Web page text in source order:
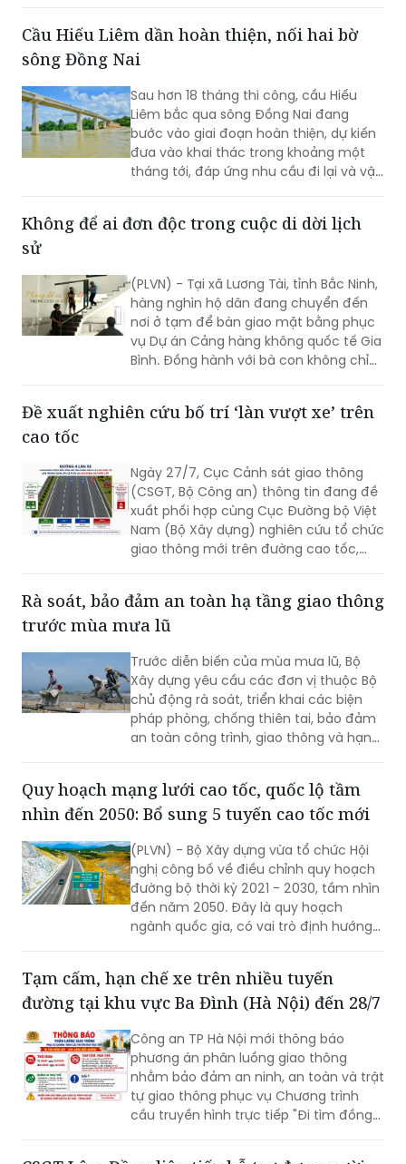
Sau hơn 18 tháng thi công, cầu Hiếu
Liêm bắc qua sông Đồng Nai đang
bước vào giai đoạn hoàn thiện, dự kiến
đưa vào khai thác trong khoảng một
tháng tới, đáp ứng nhu cầu đi lại và vận
chuyển thiết bị phục vụ Nhà máy Thủy
điện Trị An.
Không để ai đơn độc trong cuộc di dời lịch
(PLVN) - Tại xã Lương Tài, tỉnh Bắc Ninh,
nơi ở tạm để bàn giao mặt bằng phục
vụ Dự án Cảng hàng không quốc tế Gia
Bình. Đồng hành với bà con không chỉ
có chính quyền địa phương mà còn có
rất nhiều cá nhân, doanh nghiệp và
những tấm lòng thiện nguyện. Chính sự
cuộc di dời quy mô lớn diễn ra trong
không khí đồng thuận và nghĩa tình.
Đề xuất nghiên cứu bố trí ‘làn vượt xe’ trên
Ngày 27/7, Cục Cảnh sát giao thông
xuất phối hợp cùng Cục Đường bộ Việt
Nam (Bộ Xây dựng) nghiên cứu tổ chức
giao thông mới trên đường cao tốc,
theo phương án bố trí làn đường sát dải
phân cách giữa thành “làn vượt xe”.
Rà soát, bảo đảm an toàn hạ tầng giao thông
Trước diễn biến của mùa mưa lũ, Bộ
Xây dựng yêu cầu các đơn vị thuộc Bộ
chủ động rà soát, triển khai các biện
pháp phòng, chống thiên tai, bảo đảm
an toàn công trình, giao thông và hạn
chế thấp nhất thiệt hại do mưa bão
gây ra.
Quy hoạch mạng lưới cao tốc, quốc lộ tầm
(PLVN) - Bộ Xây dựng vừa tổ chức Hội
nghị công bố về điều chỉnh quy hoạch
đường bộ thời kỳ 2021 - 2030, tầm nhìn
đến năm 2050. Đây là quy hoạch
ngành quốc gia, có vai trò định hướng
phát triển hệ thống đường bộ trên
phạm vi cả nước; là cơ sở để quản lý,
huy động nguồn lực đầu tư, tăng
trung tâm kinh tế, đô thị, cửa khẩu,
cảng biển, cảng hàng không cùng các
đầu mối giao thông quan trọng.
Tạm cấm, hạn chế xe trên nhiều tuyến
Công an TP Hà Nội mới thông báo
phương án phân luồng giao thông
nhằm bảo đảm an ninh, an toàn và trật
tự giao thông phục vụ Chương trình
cầu truyền hình trực tiếp "Đi tìm đồng
đội – Sao sáng dẫn đường", diễn ra lúc
20h ngày 26/7 tại Đài tưởng niệm các
Anh hùng liệt sĩ, phường Ba Đình.
CSGT Lâm Đồng liên tiếp hỗ trợ đưa người